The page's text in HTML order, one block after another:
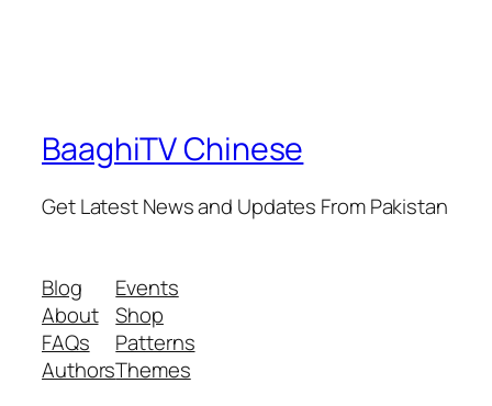
BaaghiTV Chinese
Get Latest News and Updates From Pakistan
Blog
About
FAQs
Authors
Events
Shop
Patterns
Themes